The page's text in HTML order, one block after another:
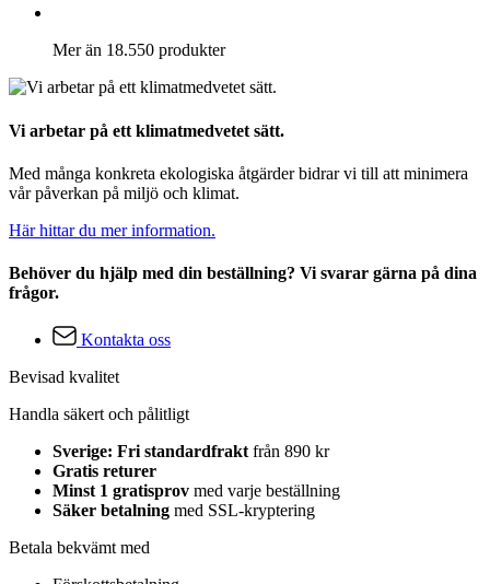
Mer än 18.550 produkter
Vi arbetar på ett klimatmedvetet sätt.
Med många konkreta ekologiska åtgärder bidrar vi till att minimera
vår påverkan på miljö och klimat.
Här hittar du mer information.
Behöver du hjälp med din beställning? Vi svarar gärna på dina
frågor.
Kontakta oss
Bevisad kvalitet
Handla säkert och pålitligt
Sverige: Fri standardfraktfrån 890 kr
Gratis returer
Minst 1 gratisprov med varje beställning
Säker betalning med SSL-kryptering
Betala bekvämt med